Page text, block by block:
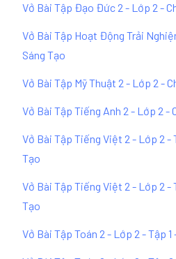
Vở Bài Tập Đạo Đức 2 - Lớp 2 -
Vở Bài Tập Hoạt Động Trải
Sáng Tạo
Vở Bài Tập Mỹ Thuật 2 - Lớp 2 -
Vở Bài Tập Tiếng Anh 2 - Lớp 2 -
Vở Bài Tập Tiếng Việt 2 - Lớp 2 -
Tạo
Vở Bài Tập Tiếng Việt 2 - Lớp 2 -
Tạo
Vở Bài Tập Toán 2 - Lớp 2 - Tập 1